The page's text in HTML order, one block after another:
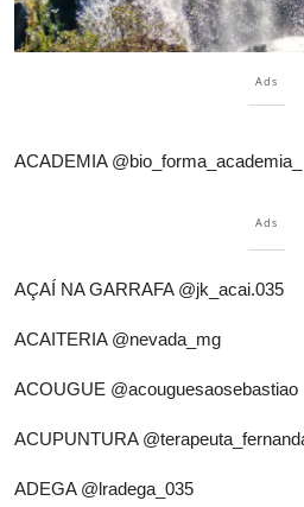
Ads
ACADEMIA @bio_forma_academia_
Ads
AÇAÍ NA GARRAFA @jk_acai.035
ACAITERIA @nevada_mg
ACOUGUE @acouguesaosebastiao
ACUPUNTURA
ADEGA @lradega_035